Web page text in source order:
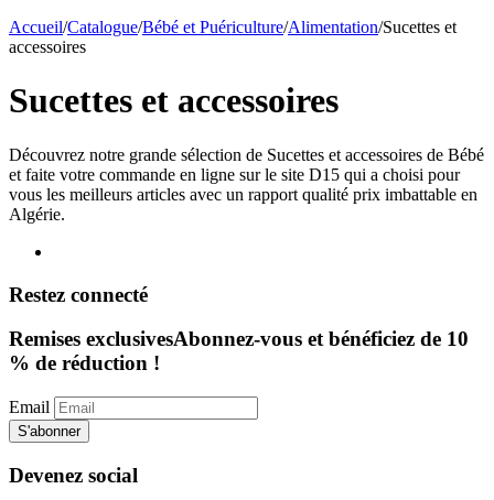
Accueil/Catalogue/Bébé et Puériculture/Alimentation/Sucettes et
accessoires
Sucettes et accessoires
Découvrez notre grande sélection de Sucettes et accessoires de Bébé
et faite votre commande en ligne sur le site D15 qui a choisi pour
vous les meilleurs articles avec un rapport qualité prix imbattable en
Algérie.
Restez connecté
Remises exclusivesAbonnez-vous et bénéficiez de 10
% de réduction !
Email
S'abonner
Devenez social